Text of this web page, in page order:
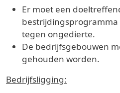
Er moet een
tegen ongedierte.
De bedrijfsgebouwen
gehouden worden.
Bedrijfsligging: